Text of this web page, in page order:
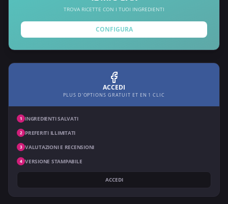
TROVA RICETTE CON I TUOI INGREDIENTI
CONFIGURA
ACCEDI
PLUS D'OPTIONS GRATUIT ET EN 1 CLIC
1 INGREDIENTI SALVATI
2 PREFERITI ILLIMITATI
3 VALUTAZIONI E RECENSIONI
4 VERSIONE STAMPABILE
ACCEDI